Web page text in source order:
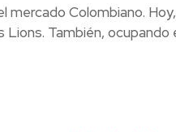
mercado Colombiano. Hoy,
También, ocupando